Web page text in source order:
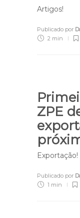
Artigos!
Publicado por
2 min
ZPE
Exportação!
Publicado por
1 min